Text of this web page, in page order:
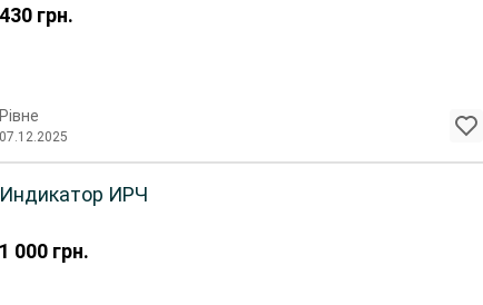
430 грн.
Рівне
07.12.2025
1 000 грн.
Индикатор ИРЧ